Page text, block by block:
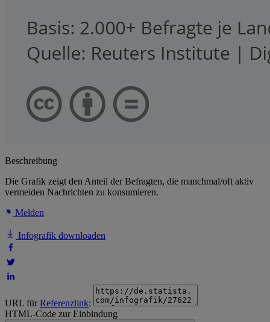
Beschreibung
Die Grafik zeigt den Anteil der Befragten, die manchmal/oft aktiv
vermeiden Nachrichten zu konsumieren.
Melden
Infografik downloaden
URL fürReferenzlink:
HTML-Code zur Einbindung